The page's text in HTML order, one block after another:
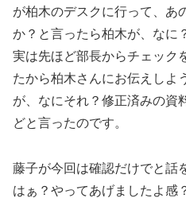
が柏木のデスクに行って、あ
か？と言ったら柏木が、なに
実は先ほど部長からチェック
たから柏木さんにお伝えしよ
が、なにそれ？修正済みの資
どと言ったのです。
藤子が今回は確認だけでと話
はぁ？やってあげましたよ感